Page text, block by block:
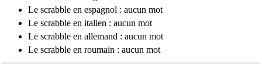
Le scrabble en espagnol : aucun mot
Le scrabble en italien : aucun mot
Le scrabble en allemand : aucun mot
Le scrabble en roumain : aucun mot